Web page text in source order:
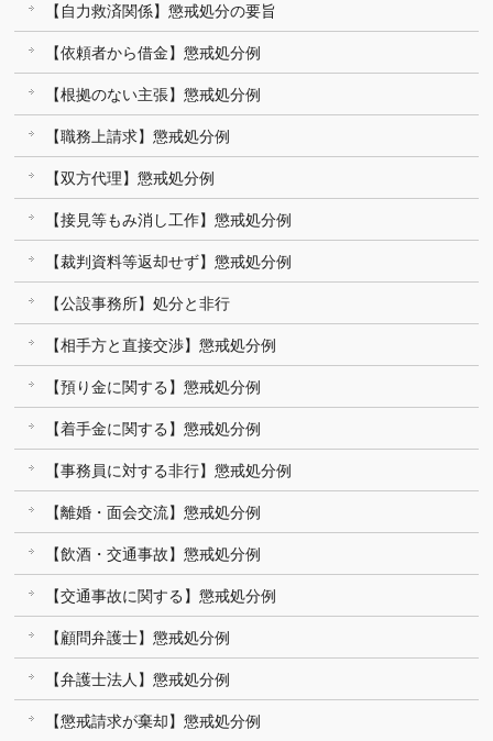
【自力救済関係】懲戒処分の要旨
【依頼者から借金】懲戒処分例
【根拠のない主張】懲戒処分例
【職務上請求】懲戒処分例
【双方代理】懲戒処分例
【接見等もみ消し工作】懲戒処分例
【裁判資料等返却せず】懲戒処分例
【公設事務所】処分と非行
【相手方と直接交渉】懲戒処分例
【預り金に関する】懲戒処分例
【着手金に関する】懲戒処分例
【事務員に対する非行】懲戒処分例
【離婚・面会交流】懲戒処分例
【飲酒・交通事故】懲戒処分例
【交通事故に関する】懲戒処分例
【顧問弁護士】懲戒処分例
【弁護士法人】懲戒処分例
【懲戒請求が棄却】懲戒処分例